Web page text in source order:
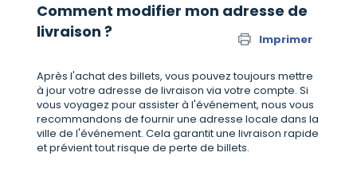
Comment modifier mon adresse de
livraison ?
Imprimer
Après l'achat des billets, vous pouvez toujours mettre
à jour votre adresse de livraison via votre compte. Si
vous voyagez pour assister à l'événement, nous vous
recommandons de fournir une adresse locale dans la
ville de l'événement. Cela garantit une livraison rapide
et prévient tout risque de perte de billets.